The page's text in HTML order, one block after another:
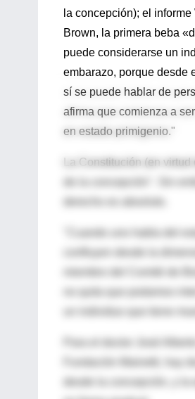
la concepción); el
Brown, la primera beba
puede considerarse un
embarazo, porque desde
sí se puede hablar de
afirma que comienza a
en estado primigenio."
La Constitución (en
de la concepción". Sin
"Cuando uno habla del
confluyen desde la
no quita que podamos
Fundación Mainetti, hay
desde la concepción, y